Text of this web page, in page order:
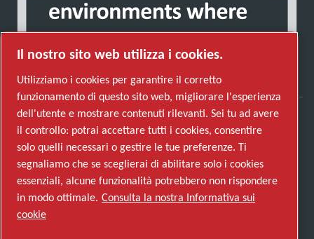
Scopri come Atlas Copco Group promuove la
tecnologia che trasforma il futuro.
Visita il sito web di Atlas Copco Group
Parte di Atlas Copco Group
© 2026 Copyright. All rights reserved.
Il nostro sito web utilizza i cookies.
Utilizziamo i cookies per garantire il corretto
funzionamento di questo sito web, migliorare l'esperienza
dell'utente e mostrare contenuti rilevanti. Sei tu ad avere
il controllo: potrai accettare tutti i cookies, consentire
solo quelli necessari o gestire le tue preferenze. Ti
segnaliamo che se sceglierai di abilitare solo i cookies
essenziali, alcune funzionalità potrebbero non rispondere
in modo ottimale. Consulta la nostra Informativa sui
cookie